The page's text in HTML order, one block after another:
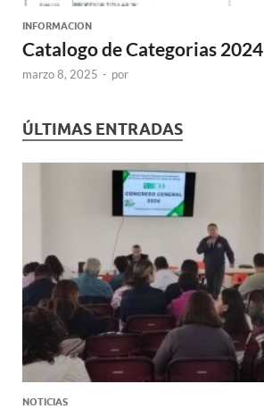
INFORMACION
Catalogo de Categorias 2024
marzo 8, 2025 - por
ÚLTIMAS ENTRADAS
NOTICIAS